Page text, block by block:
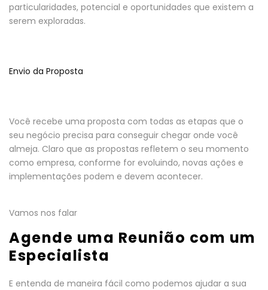
particularidades, potencial e oportunidades que existem a
serem exploradas.
Envio da Proposta
Você recebe uma proposta com todas as etapas que o
seu negócio precisa para conseguir chegar onde você
almeja. Claro que as propostas refletem o seu momento
como empresa, conforme for evoluindo, novas ações e
implementações podem e devem acontecer.
Vamos nos falar
Agende uma Reunião com um
Especialista
E entenda de maneira fácil como podemos ajudar a sua